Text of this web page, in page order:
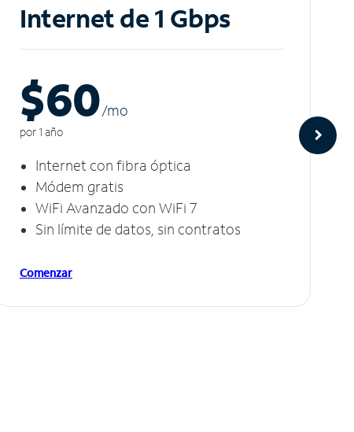
Internet de 1 Gbps
$60/mo
por 1 año
Internet con fibra óptica
Módem gratis
WiFi Avanzado con WiFi 7
Sin límite de datos, sin contratos
Comenzar